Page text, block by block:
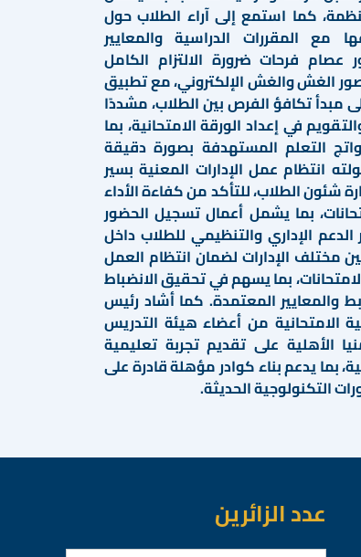
كما استمع إلى آراء الطلاب حول
مع المقررات الدراسية والمعايير
عصام فرحات ضرورة الالتزام الكامل
الغش والغش الإلكتروني، مع تطبيق
مبدأ تكافؤ الفرص بين الطلاب، مشددًا
في إعداد الورقة الامتحانية، بما
التعلم المستهدفة بصورة دقيقة
انتظام عمل الإدارات المعنية بسير
شئون الطلاب، للتأكد من كفاءة الأداء
بما يشمل أعمال تسجيل الحضور
الدعم الإداري والتنظيمي للطلاب داخل
مختلف الإدارات لضمان انتظام العمل
بما يسهم في تحقيق الانضباط
والمعايير المعتمدة. كما أشاد رئيس
الامتحانية من أعضاء هيئة التدريس
الأهلية على تقديم تجربة تعليمية
بما يدعم بناء كوادر مؤهلة قادرة على
التكنولوجية الحديثة.
عدد الزائرين